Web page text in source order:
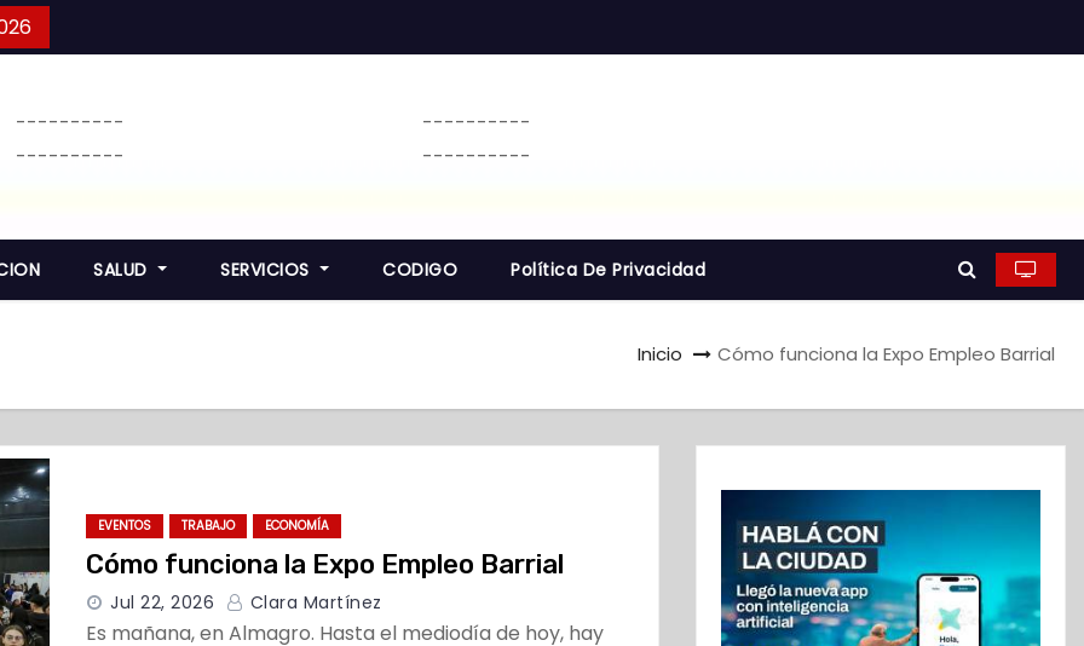
----------
----------
----------
----------
SALUD SERVICIOS CODIGO Política De Privacidad
Inicio Cómo funciona la Expo Empleo Barrial
EVENTOS TRABAJO ECONOMÍA
Cómo funciona la Expo Empleo Barrial
Jul 22, 2026 Clara Martínez
Es mañana, en Almagro. Hasta el mediodía de hoy, hay